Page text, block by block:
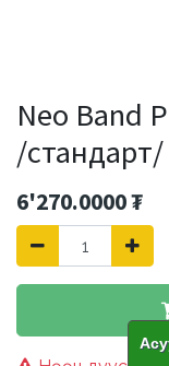
Neo Band
/
6'270.0000₮